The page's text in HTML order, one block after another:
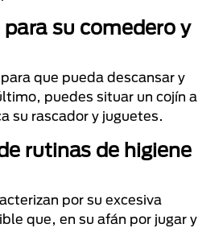
su comedero y
que pueda descansar y
puedes situar un cojín a
su rascador y juguetes.
rutinas de higiene
por su excesiva
que, en su afán por jugar y